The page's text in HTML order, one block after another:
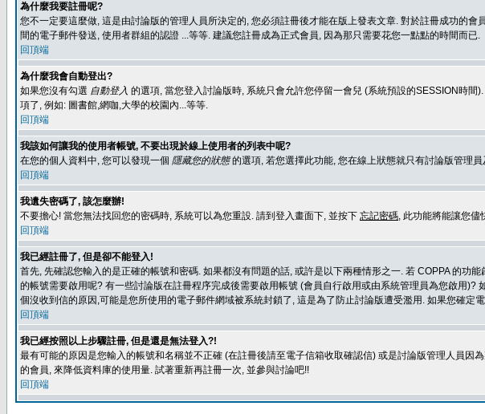
為什麼我要註冊呢?
您不一定要這麼做, 這是由討論版的管理人員所決定的, 您必須註冊後才能在版上發表文章. 對於註冊成功的
間的電子郵件發送, 使用者群組的認證 ...等等. 建議您註冊成為正式會員, 因為那只需要花您一點點的時間而已.
回頂端
為什麼我會自動登出?
如果您沒有勾選 自動登入 的選項, 當您登入討論版時, 系統只會允許您停留一會兒 (系統預設的SESSION時
項了, 例如: 圖書館,網咖,大學的校園內...等等.
回頂端
我該如何讓我的使用者帳號, 不要出現於線上使用者的列表中呢?
在您的個人資料中, 您可以發現一個 隱藏您的狀態的選項, 若您選擇此功能, 您在線上狀態就只有討論版管理
回頂端
我遺失密碼了, 該怎麼辦!
不要擔心! 當您無法找回您的密碼時, 系統可以為您重設. 請到登入畫面下, 並按下 忘記密碼, 此功能將能讓您儘
回頂端
我已經註冊了, 但是卻不能登入!
首先, 先確認您輸入的是正確的帳號和密碼. 如果都沒有問題的話, 或許是以下兩種情形之一. 若 COPPA 的功能
的帳號需要啟用呢? 有一些討論版在註冊程序完成後需要啟用帳號 (會員自行啟用或由系統管理員為您啟用
個沒收到信的原因,可能是您所使用的電子郵件網域被系統封鎖了, 這是為了防止討論版遭受濫用. 如果您確定
回頂端
我已經按照以上步驟註冊, 但是還是無法登入?!
最有可能的原因是您輸入的帳號和名稱並不正確 (在註冊後請至電子信箱收取確認信) 或是討論版管理人員
的會員, 來降低資料庫的使用量. 試著重新再註冊一次, 並參與討論吧!!
回頂端